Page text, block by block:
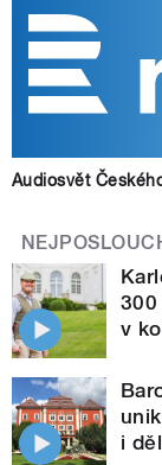
Audiosvět
v
i